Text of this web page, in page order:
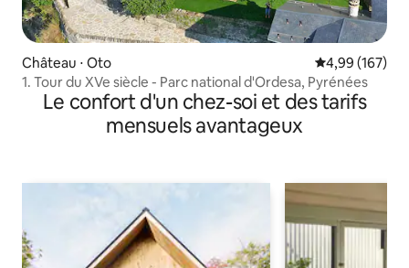
Château ⋅ Oto Évaluation
4,99 (167)
1. Tour du XVe siècle - Parc national d'Ordesa, Pyrénées
Le confort d'un chez-soi et des tarifs
mensuels avantageux